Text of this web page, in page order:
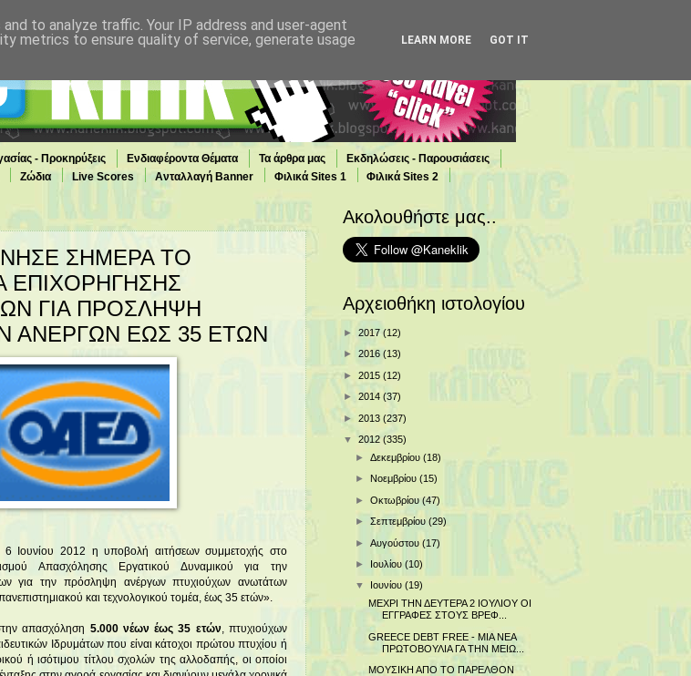
- Προκηρύξεις Ενδιαφέροντα Θέματα Τα άρθρα μας
Εκδηλώσεις - Παρουσιάσεις
Ζώδια Live Scores Ανταλλαγή Banner Φιλικά Sites 1
Φιλικά Sites 2
ΣΗΜΕΡΑ ΤΟ
ΕΠΙΧΟΡΗΓΗΣΗΣ
ΓΙΑ ΠΡΟΣΛΗΨΗ
ΑΝΕΡΓΩΝ ΕΩΣ 35 ΕΤΩΝ
6 Ιουνίου 2012 η υποβολή αιτήσεων συμμετοχής στο
Απασχόλησης Εργατικού Δυναμικού για την
για την πρόσληψη ανέργων πτυχιούχων ανωτάτων
και τεχνολογικού τομέα, έως 35 ετών».
απασχόληση 5.000 νέων έως 35 ετών, πτυχιούχων
Ιδρυμάτων που είναι κάτοχοι πρώτου πτυχίου ή
ή ισότιμου τίτλου σχολών της αλλοδαπής, οι οποίοι
Ακολουθήστε μας..
Αρχειοθήκη ιστολογίου
► 2017 (12)
► 2016 (13)
► 2015 (12)
► 2014 (37)
► 2013 (237)
▼ 2012 (335)
►Δεκεμβρίου(18)
► Νοεμβρίου(15)
►Οκτωβρίου(47)
►Σεπτεμβρίου(29)
►Αυγούστου(17)
► Ιουλίου(10)
▼
Ιουνίου(19)
ΜΕΧΡΙ ΤΗΝ ΔΕΥΤΕΡΑ 2 ΙΟΥΛΙΟΥ ΟΙ
ΕΓΓΡΑΦΕΣ ΣΤΟΥΣ ΒΡΕΦ...
GREECE DEBT FREE - ΜΙΑ ΝΕΑ
ΠΡΩΤΟΒΟΥΛΙΑ ΓΑ ΤΗΝ ΜΕΙΩ...
ΜΟΥΣΙΚΗ ΑΠΟ ΤΟ ΠΑΡΕΛΘΟΝ
to analyze traffic. Your IP address and user-agent
metrics to ensure quality of service, generate usage
LEARN MORE GOT IT